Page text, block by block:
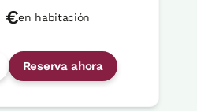
€en habitación
Reserva ahora